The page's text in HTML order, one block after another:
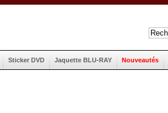
Sticker DVD Jaquette BLU-RAY Nouveautés